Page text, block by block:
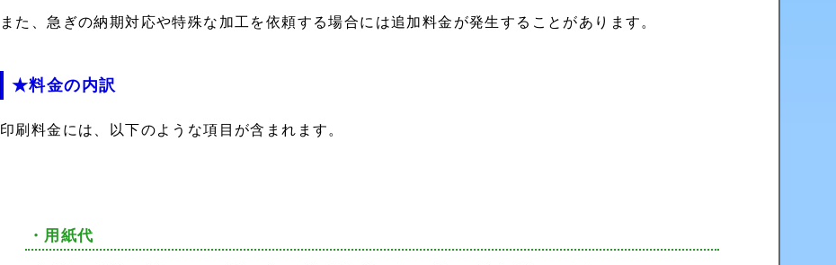
また、急ぎの納期対応や特殊な加工を依頼する場合には追加料金が発生することがあります。
★料金の内訳
印刷料金には、以下のような項目が含まれます。
・用紙代